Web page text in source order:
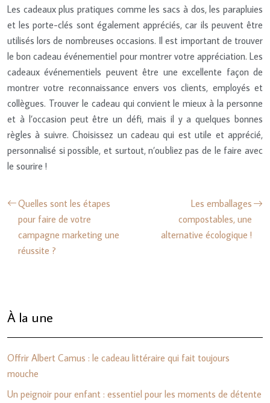
Les cadeaux plus pratiques comme les sacs à dos, les parapluies
et les porte-clés sont également appréciés, car ils peuvent être
utilisés lors de nombreuses occasions. Il est important de trouver
le bon cadeau événementiel pour montrer votre appréciation. Les
cadeaux événementiels peuvent être une excellente façon de
montrer votre reconnaissance envers vos clients, employés et
collègues. Trouver le cadeau qui convient le mieux à la personne
et à l’occasion peut être un défi, mais il y a quelques bonnes
règles à suivre. Choisissez un cadeau qui est utile et apprécié,
personnalisé si possible, et surtout, n’oubliez pas de le faire avec
le sourire !
Quelles sont les étapes
pour faire de votre
campagne marketing une
réussite ?
Les emballages
compostables, une
alternative écologique !
À la une
Offrir Albert Camus : le cadeau littéraire qui fait toujours
mouche
Un peignoir pour enfant : essentiel pour les moments de détente